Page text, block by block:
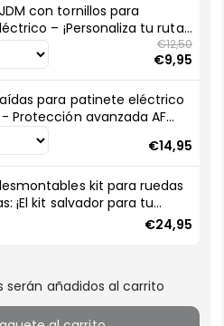
con tornillos para
– ¡Personaliza tu ruta
€12,50
€9,95
para patinete eléctrico
- Protección avanzada AF
€14,95
kit para ruedas
¡El kit salvador para tu
€24,95
añadidos al carrito